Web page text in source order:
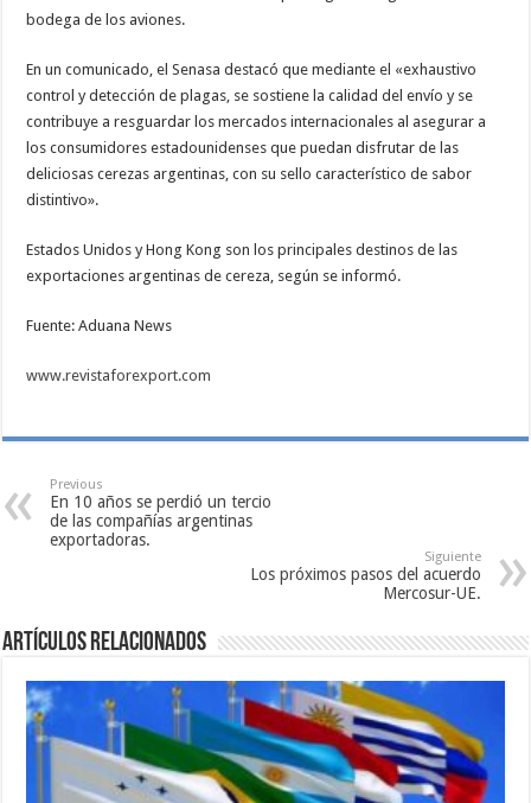
bodega de los aviones.
En un comunicado, el Senasa destacó que mediante el «exhaustivo
control y detección de plagas, se sostiene la calidad del envío y se
contribuye a resguardar los mercados internacionales al asegurar a
los consumidores estadounidenses que puedan disfrutar de las
deliciosas cerezas argentinas, con su sello característico de sabor
distintivo».
Estados Unidos y Hong Kong son los principales destinos de las
exportaciones argentinas de cereza, según se informó.
Fuente: Aduana News
www.revistaforexport.com
Previous
En 10 años se perdió un tercio
de las compañías argentinas
exportadoras.
Siguiente
Los próximos pasos del acuerdo
Mercosur-UE.
Artículos relacionados